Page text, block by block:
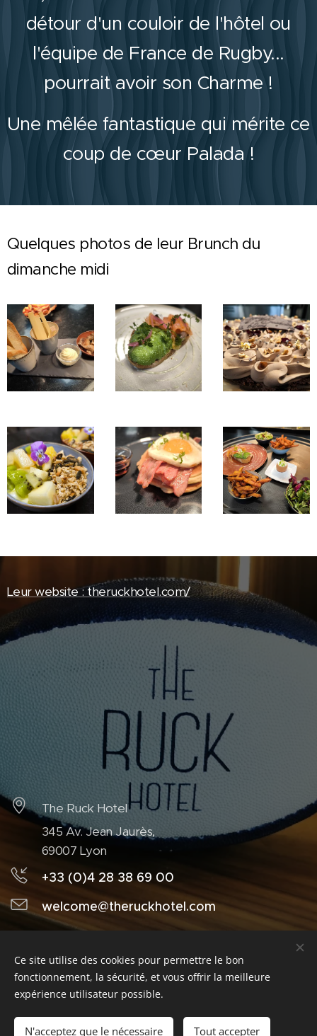
détour d'un couloir de l'hôtel ou
l'équipe de France de Rugby...
pourrait avoir son Charme !
Une mêlée fantastique qui mérite ce
coup de cœur Palada !
Quelques photos de leur Brunch du
dimanche midi
Leur website : theruckhotel.com/
The Ruck Hotel
345 Av. Jean Jaurès,
69007 Lyon
+33 (0)4 28 38 69 00
welcome@theruckhotel.com
Tous droits réservésBlogPalada,
www.palada.fr
Contact blogueur :contact.palada@gmail.com
Ce site utilise des cookies pour permettre le bon
fonctionnement, la sécurité, et vous offrir la meilleure
expérience utilisateur possible.
N'acceptez que le nécessaire Tout accepter